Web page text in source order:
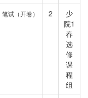
笔试（开卷） 2
少
院1
春
选
修
课
程
组